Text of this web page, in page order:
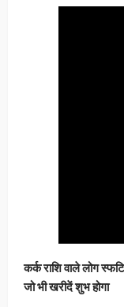
कर्क राशि वाले लोग
जो भी खरीदें शुभ होगा